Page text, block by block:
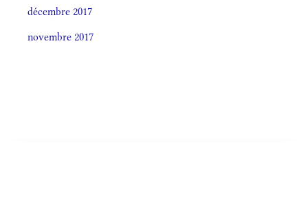
décembre 2017
novembre 2017